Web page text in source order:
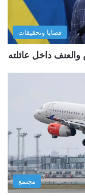
قضايا وتحقيقات
داخل عائلته
مجتمع